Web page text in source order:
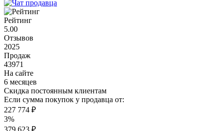
Рейтинг
5.00
Отзывов
2025
Продаж
43971
На сайте
6 месяцев
Скидка постоянным клиентам
Если сумма покупок у продавца от:
227 774 ₽
3%
379 623 ₽